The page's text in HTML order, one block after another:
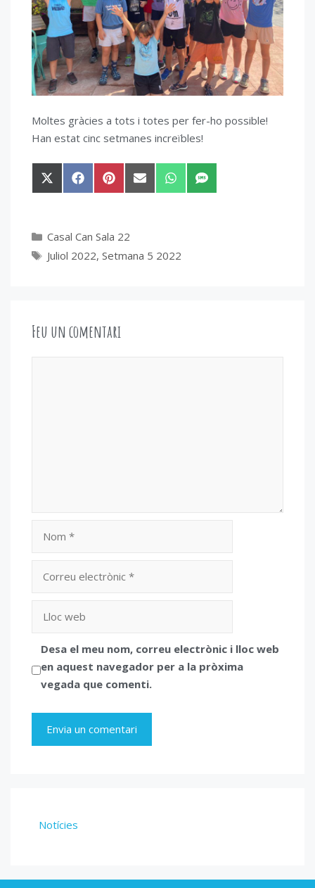
Moltes gràcies a tots i totes per fer-ho possible!
Han estat cinc setmanes increïbles!
Share
on
Share
on
Share
on
Share
on
Share
on
Share
on
Categories
Casal Can Sala 22
Etiquetes
Juliol 2022, Setmana 5 2022
Feu un comentari
Desa el meu nom, correu electrònic i lloc web
en aquest navegador per a la pròxima
vegada que comenti.
Notícies